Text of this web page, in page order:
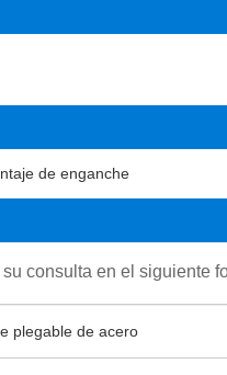
de enganche
consulta en el siguiente